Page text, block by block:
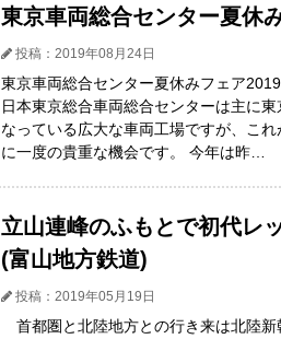
東京車両総合センター夏休
投稿：2019年08月24日
東京車両総合センター夏休みフェア
日本東京総合車両総合センターは主に
なっている広大な車両工場ですが、こ
に一度の貴重な機会です。 今年は昨…
立山連峰のふもとで初代レ
(富山地方鉄道)
投稿：2019年05月19日
首都圏と北陸地方との行き来は北陸新